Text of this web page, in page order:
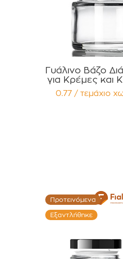
Γυάλινο Βάζο
για Κρέμες και
με Μαύρο
Παρέμβυσμα Συσκευασία 12
0.77 / τεμάχιο
Προτεινόμενα
Εξαντλήθηκε